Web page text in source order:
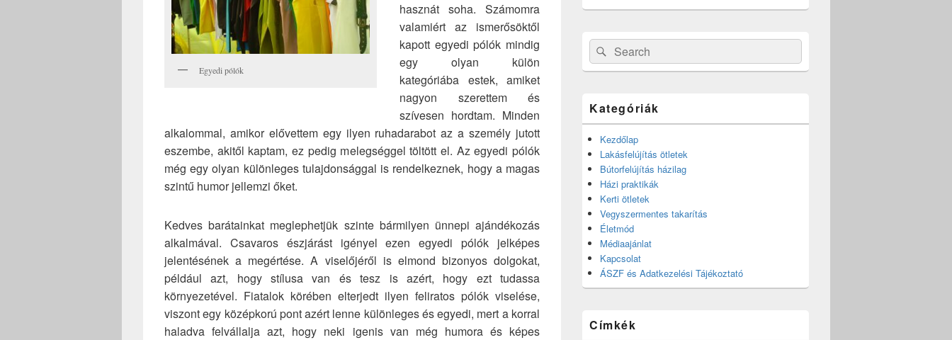
Egyedi pólók
hasznát soha. Számomra
valamiért az ismerősöktől
kapott egyedi pólók mindig
egy olyan külön
kategóriába estek, amiket
nagyon szerettem és
szívesen hordtam. Minden
alkalommal, amikor elővettem egy ilyen ruhadarabot az a személy jutott
eszembe, akitől kaptam, ez pedig melegséggel töltött el. Az egyedi pólók
még egy olyan különleges tulajdonsággal is rendelkeznek, hogy a magas
szintű humor jellemzi őket.
Kedves barátainkat meglephetjük szinte bármilyen ünnepi ajándékozás
alkalmával. Csavaros észjárást igényel ezen egyedi pólók jelképes
jelentésének a megértése. A viselőjéről is elmond bizonyos dolgokat,
például azt, hogy stílusa van és tesz is azért, hogy ezt tudassa
környezetével. Fiatalok körében elterjedt ilyen feliratos pólók viselése,
viszont egy középkorú pont azért lenne különleges és egyedi, mert a korral
haladva felvállalja azt, hogy neki igenis van még humora és képes
Search
for:
Search
Kategóriák
Kezdőlap
Lakásfelújítás ötletek
Bútorfelújítás házilag
Házi praktikák
Kerti ötletek
Vegyszermentes takarítás
Életmód
Médiaajánlat
Kapcsolat
ÁSZF és Adatkezelési Tájékoztató
Címkék